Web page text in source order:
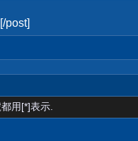
post]
用[*]表示.